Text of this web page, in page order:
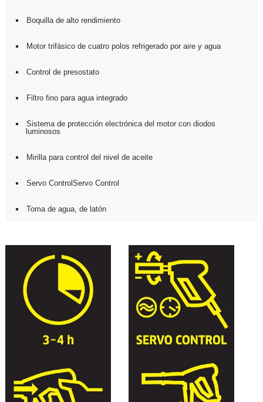
Boquilla de alto rendimiento
Motor trifásico de cuatro polos refrigerado por aire y agua
Control de presostato
Filtro fino para agua integrado
Sistema de protección electrónica del motor con diodos
luminosos
Mirilla para control del nivel de aceite
Servo ControlServo Control
Toma de agua, de latón